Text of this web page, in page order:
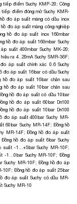
tiếp điểm Suchy KMP-20;Công
điểm đóng mở Suchy KMR-
đo áp suất màng có dầu inox
hồ đo áp suất màng công nghiệp
hồ đo áp suất inox 160mbar
hồ đo áp suất 160mbar Suchy
suất 400mbar Suchy MK-20;
ra 4..20mA Suchy SMR-36F;
áp suất chính xác 0.6 Suchy
đo áp suất 16bar có dầu Suchy
hồ đo áp suất 16bar chân sau
hồ đo áp suất 10bar chân sau
hồ đo áp suất có dầu 10bar
hồ đo áp suất 60bar Dn100
hồ đo áp suất 10bar Dn100
đo áp suất 400bar Suchy MR-
60bar Suchy MR-14F; Đồng hồ
MR-14F;Đồng hồ đo áp suất
Đồng hồ đo áp suất 6bar Suchy
suất -1…+5bar Suchy MR-10F;
-1…0bar Suchy MR-10F; Đồng
Suchy MR-10F;Đồng hồ đo áp
10F; Đồng hồ đo áp suất 25bar
đo áp suất Suchy có dầu MR-
Suchy MR-10